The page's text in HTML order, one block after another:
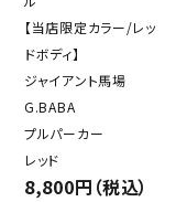
【当店限定カラー/レッ
ドボディ】
ジャイアント馬場
G.BABA
プルパーカー
レッド
8,800円（税込）